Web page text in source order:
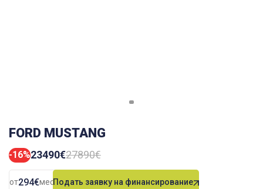
FORD MUSTANG
-16%23490€27890€
от294€мес.Подать заявку на финансирование